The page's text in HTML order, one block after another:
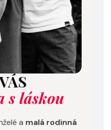
s láskou
a malá rodinná